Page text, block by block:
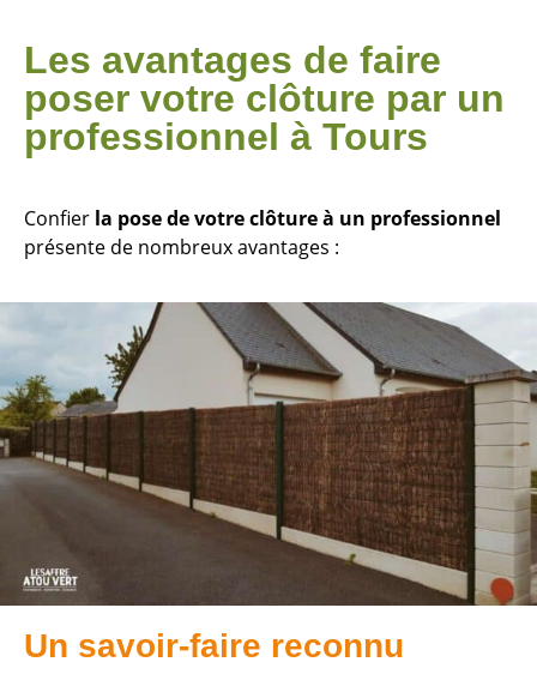
Les avantages de faire
poser votre clôture par un
professionnel à Tours
Confier la pose de votre clôture à un professionnel
présente de nombreux avantages :
Un savoir-faire reconnu